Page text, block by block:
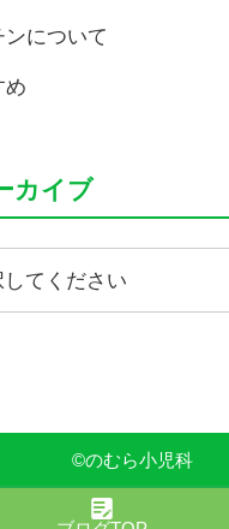
について
め
カイブ
てください
©のむら小児科